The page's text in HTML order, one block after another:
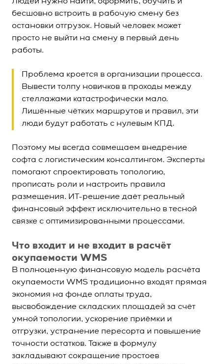
Людей нужно найти, оформить, обучить и
бесшовно встроить в рабочую смену без
остановки отгрузок. Новый человек может
просто не выйти на смену в первый день
работы.
Проблема кроется в организации процесса.
Вывести толпу новичков в проходы между
стеллажами катастрофически мало.
Лишённые чётких маршрутов и правил, эти
люди будут работать с нулевым КПД.
Поэтому мы всегда совмещаем внедрение
софта с логистическим консалтингом. Эксперты
помогают спроектировать топологию,
прописать роли и настроить правила
размещения. ИТ-решение даёт реальный
финансовый эффект исключительно в тесной
связке с оптимизированными процессами.
Что входит и не входит в расчёт
окупаемости WMS
В полноценную финансовую модель расчёта
окупаемости WMS традиционно входят прямая
экономия на фонде оплаты труда,
высвобождение складских площадей за счёт
умной топологии, ускорение приёмки и
отгрузки, устранение пересорта и повышение
точности остатков. Также в формулу
закладывают сокращение простоев